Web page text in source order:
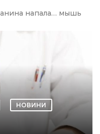
напала… мышь
НОВИНИ